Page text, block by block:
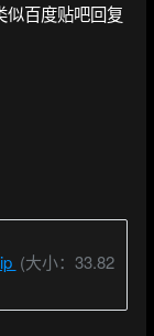
百度贴吧回复
(大小：33.82